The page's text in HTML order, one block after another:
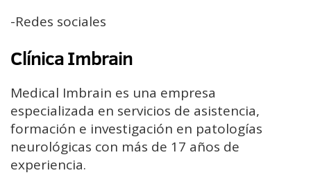
-Redes sociales
Clínica Imbrain
Medical Imbrain es una empresa
especializada en servicios de asistencia,
formación e investigación en patologías
neurológicas con más de 17 años de
experiencia.